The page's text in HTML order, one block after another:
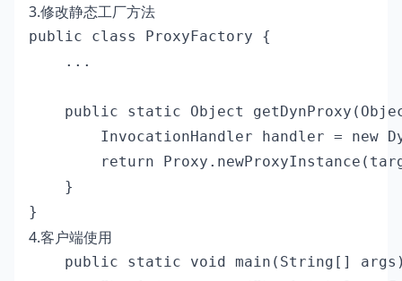
3.修改静态工厂方法
public class ProxyFactory {
    ...
public static Object
InvocationHandler handler = new
return
    }
}
4.客户端使用
public static void main(String[]